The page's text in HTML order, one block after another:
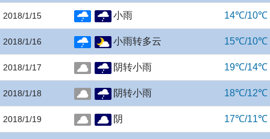
2018/1/15 小雨 14℃/10℃
2018/1/16 小雨转多云 15℃/10℃
2018/1/17 阴转小雨 19℃/14℃
2018/1/18 阴转小雨 18℃/12℃
2018/1/19 阴 17℃/11℃